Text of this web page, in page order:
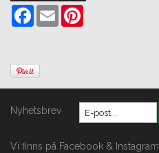
Facebook
Email
Nyhetsbrev
Vi finns på Facebook & Instagram